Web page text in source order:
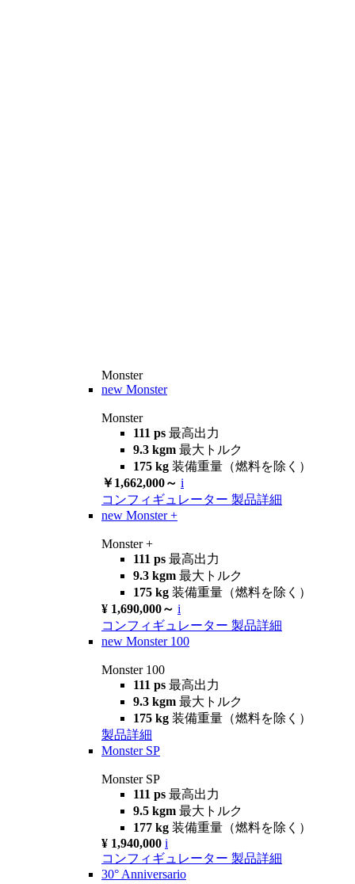
Monster
new Monster
Monster
111 ps 最高出力
9.3 kgm 最大トルク
175 kg 装備重量（燃料を除く）
￥1,662,000～ i
コンフィギュレーター 製品詳細
new Monster +
Monster +
111 ps 最高出力
9.3 kgm 最大トルク
175 kg 装備重量（燃料を除く）
¥ 1,690,000～ i
コンフィギュレーター 製品詳細
new Monster 100
Monster 100
111 ps 最高出力
9.3 kgm 最大トルク
175 kg 装備重量（燃料を除く）
製品詳細
Monster SP
Monster SP
111 ps 最高出力
9.5 kgm 最大トルク
177 kg 装備重量（燃料を除く）
¥ 1,940,000 i
コンフィギュレーター 製品詳細
30° Anniversario